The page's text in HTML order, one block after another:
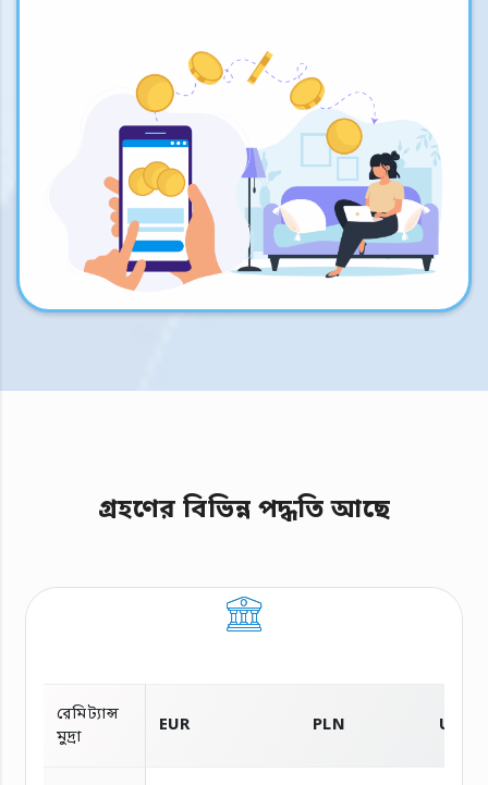
গ্রহণের বিভিন্ন পদ্ধতি আছে
রেমিট্যান্স
মুদ্রা
EUR PLN USD